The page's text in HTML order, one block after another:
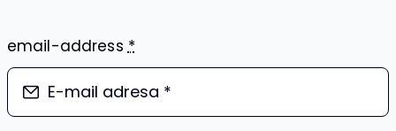
email-address *